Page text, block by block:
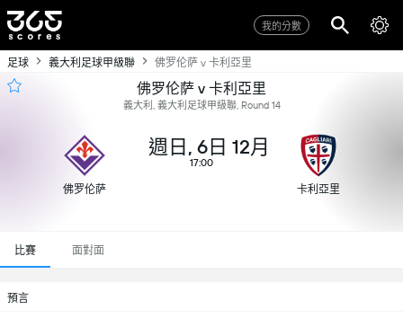
我的分數
足球 義大利足球甲級聯 佛罗伦萨 v 卡利亞里
佛罗伦萨 v 卡利亞里
義大利, 義大利足球甲級聯, Round 14
佛罗伦萨
週日, 6日 12月
17:00
卡利亞里
比賽 面對面
預言